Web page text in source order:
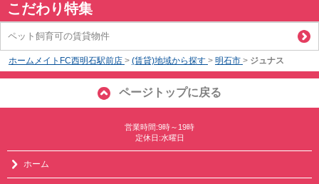
こだわり特集
ペット飼育可の賃貸物件
ホームメイトFC西明石駅前店 > (賃貸)地域から探す > 明石市 > ジュナス
ページトップに戻る
営業時間:9時～19時
定休日:水曜日
ホーム